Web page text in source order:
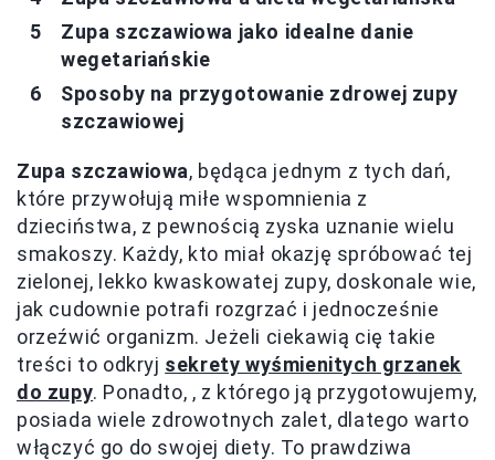
Zupa szczawiowa jako idealne danie
wegetariańskie
Sposoby na przygotowanie zdrowej zupy
szczawiowej
Zupa szczawiowa, będąca jednym z tych dań,
które przywołują miłe wspomnienia z
dzieciństwa, z pewnością zyska uznanie wielu
smakoszy. Każdy, kto miał okazję spróbować tej
zielonej, lekko kwaskowatej zupy, doskonale wie,
jak cudownie potrafi rozgrzać i jednocześnie
orzeźwić organizm. Jeżeli ciekawią cię takie
treści to odkryj sekrety wyśmienitych grzanek
do zupy. Ponadto, , z którego ją przygotowujemy,
posiada wiele zdrowotnych zalet, dlatego warto
włączyć go do swojej diety. To prawdziwa